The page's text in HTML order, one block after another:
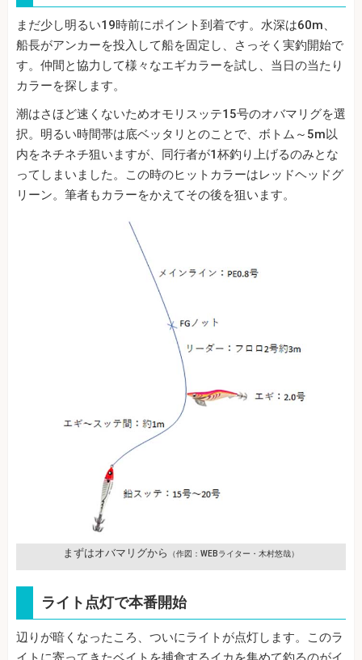
まだ少し明るい19時前にポイント到着です。水深は60m、
船長がアンカーを投入して船を固定し、さっそく実釣開始で
す。仲間と協力して様々なエギカラーを試し、当日の当たり
カラーを探します。
潮はさほど速くないためオモリスッテ15号のオバマリグを選
択。明るい時間帯は底ベッタリとのことで、ボトム～5m以
内をネチネチ狙いますが、同行者が1杯釣り上げるのみとな
ってしまいました。この時のヒットカラーはレッドヘッドグ
リーン。筆者もカラーをかえてその後を狙います。
まずはオバマリグから （作図：WEBライター・木村悠哉）
ライト点灯で本番開始
辺りが暗くなったころ、ついにライトが点灯します。このラ